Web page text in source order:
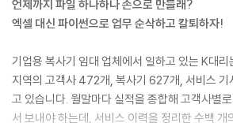
마무리
PART 02 파이썬으로 엑셀하기
CHAPTER 04 엑셀 기본 함수 구현하기
4.1 파이썬으로 엑셀 파일 다루기
언제까지 파일 하나하나 손으로 만들래?
엑셀 대신 파이썬으로 업무 순삭하고 칼퇴하자!
기업용 복사기 임대 업체에서 일하고 있는 K대
지역의 고객사 472개, 복사기 627개, 서비스 기
고 있습니다. 월말마다 실적을 종합해 고객사별
서 보내야 하는데, 서비스 이력을 정리한 수백 개